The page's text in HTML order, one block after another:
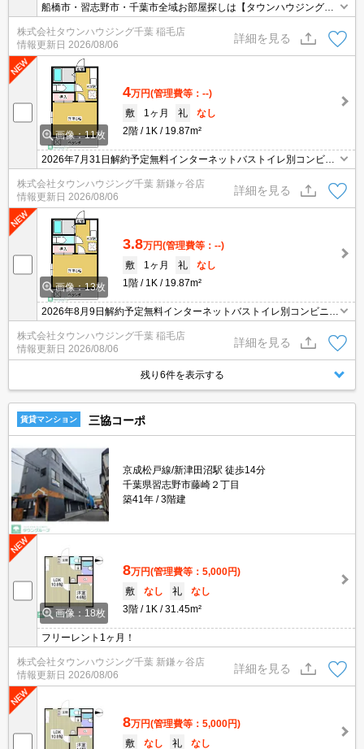
船橋市・習志野市・千葉市全域お部屋探しは【タウンハウジング】
にお任せください！
株式会社タウンハウジング千葉 稲毛店
情報更新日 2026/08/06
詳細を見る
画像：11枚
4万円(管理費等：--)
敷
1ヶ月 礼
なし
2階
1K 19.87m²
2026年7月31日解約予定無料インターネットバストイレ別コンビニ
1分バス停1分
株式会社タウンハウジング千葉 新鎌ヶ谷店
情報更新日 2026/08/06
詳細を見る
画像：13枚
3.8万円(管理費等：--)
敷
1ヶ月 礼
なし
1階
1K 19.87m²
2026年8月9日解約予定無料インターネットバストイレ別コンビニ1
分バス停1分
株式会社タウンハウジング千葉 稲毛店
情報更新日 2026/08/06
詳細を見る
残り6件を表示する
賃貸マンション 三協コーポ
京成松戸線/新津田沼駅 徒歩14分
千葉県習志野市藤崎２丁目
築41年
3階建
画像：18枚
8万円(管理費等：5,000円)
敷
なし 礼
なし
3階
1K 31.45m²
フリーレント1ヶ月！
株式会社タウンハウジング千葉 新鎌ヶ谷店
情報更新日 2026/08/06
詳細を見る
8万円(管理費等：5,000円)
敷
なし 礼
なし